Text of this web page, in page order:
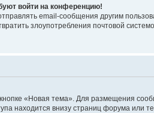
войти на конференцию!
email-сообщения другим
злоупотребления почтовой
«Новая тема». Для размещения
находится внизу страниц форума